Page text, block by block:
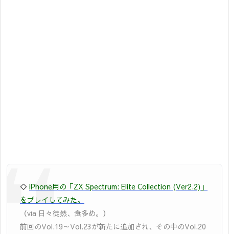
◇ iPhone用の「ZX Spectrum: Elite Collection (Ver2.2)」
をプレイしてみた。
（via 日々徒然、食多め。）
前回のVol.19～Vol.23が新たに追加され、その中のVol.20